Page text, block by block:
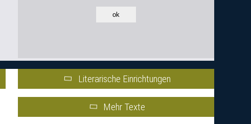
ok
Literarische Einrichtungen
Mehr Texte